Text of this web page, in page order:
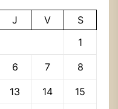
J V
S
1
6 7 8
13 14 15